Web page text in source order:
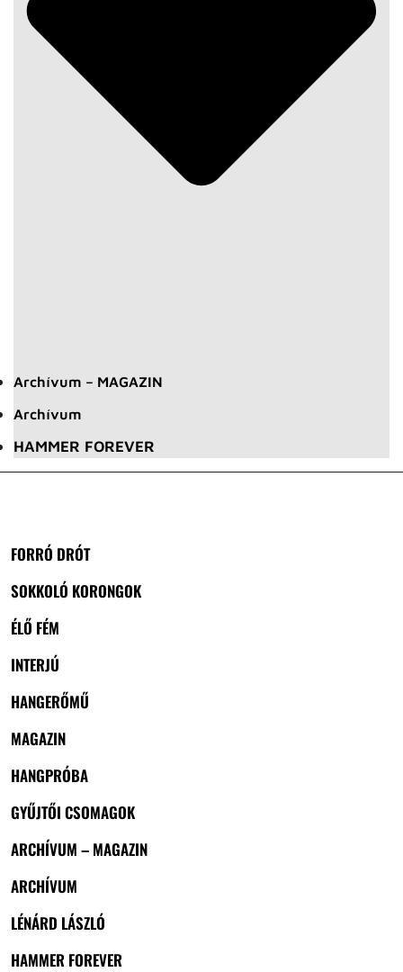
Archívum – MAGAZIN
Archívum
HAMMER FOREVER
FORRÓ DRÓT
SOKKOLÓ KORONGOK
ÉLŐ FÉM
INTERJÚ
HANGERŐMŰ
MAGAZIN
HANGPRÓBA
GYŰJTŐI CSOMAGOK
ARCHÍVUM – MAGAZIN
ARCHÍVUM
LÉNÁRD LÁSZLÓ
HAMMER FOREVER